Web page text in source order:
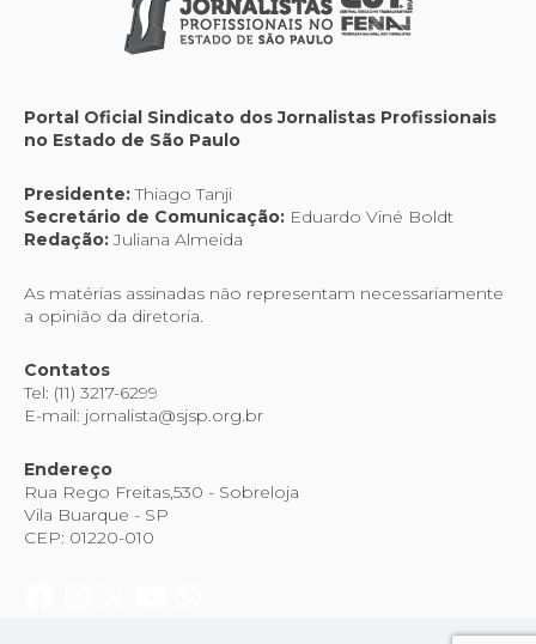
Portal Oficial Sindicato dos Jornalistas Profissionais
no Estado de São Paulo
Presidente:Thiago Tanji
Secretário de Comunicação: Eduardo Viné Boldt
Redação:Juliana Almeida
As matérias assinadas não representam necessariamente
a opinião da diretoria.
Contatos
Tel: (11) 3217-6299
E-mail: jornalista@sjsp.org.br
Endereço
Rua Rego Freitas,530 - Sobreloja
Vila Buarque - SP
CEP: 01220-010